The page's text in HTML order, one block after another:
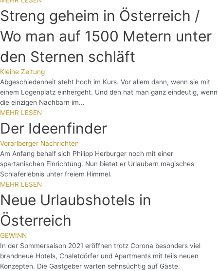
Streng geheim in Österreich /
Wo man auf 1500 Metern unter
den Sternen schläft
Kleine Zeitung
Abgeschiedenheit steht hoch im Kurs. Vor allem dann, wenn sie mit
einem Logenplatz einhergeht. Und den hat man ganz eindeutig, wenn
die einzigen Nachbarn im...
MEHR LESEN
Der Ideenfinder
Vorarlberger Nachrichten
Am Anfang behalf sich Philipp Herburger noch mit einer
spartanischen Einrichtung. Nun bietet er Urlaubern magisches
Schlaferlebnis unter freiem Himmel.
MEHR LESEN
Neue Urlaubshotels in
Österreich
GEWINN
In der Sommersaison 2021 eröffnen trotz Corona besonders viel
brandneue Hotels, Chaletdörfer und Apartments mit teils neuen
Konzepten. Die Gastgeber warten sehnsüchtig auf Gäste.